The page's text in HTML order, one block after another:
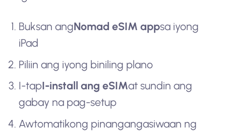
Buksan angNomad eSIM appsa iyong
iPad
Piliin ang iyong biniling plano
I-tapI-install ang eSIMat sundin ang
gabay na pag-setup
Awtomatikong pinangangasiwaan ng